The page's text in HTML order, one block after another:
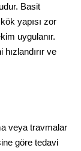
Basit
yapısı zor
uygulanır.
ve
veya travmalar
göre tedavi